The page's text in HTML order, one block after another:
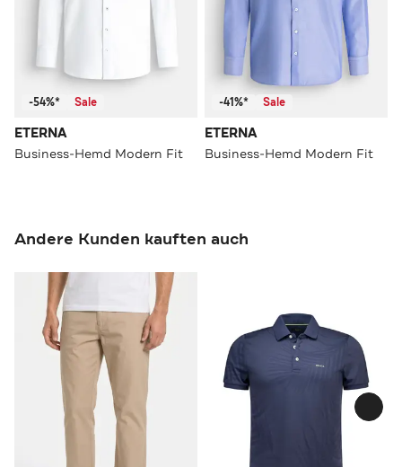
-54%* Sale
ETERNA
Business-Hemd Modern Fit
-41%* Sale
ETERNA
Business-Hemd Modern Fit
Andere Kunden kauften auch